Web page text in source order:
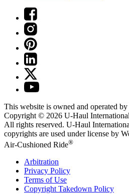
This website is owned and operated
Copyright © 2026 U-Haul
All rights reserved. U-Haul
copyrights are used under license by
Air-Cushioned Ride®
Arbitration
Privacy Policy
Terms of Use
Copyright Takedown Policy